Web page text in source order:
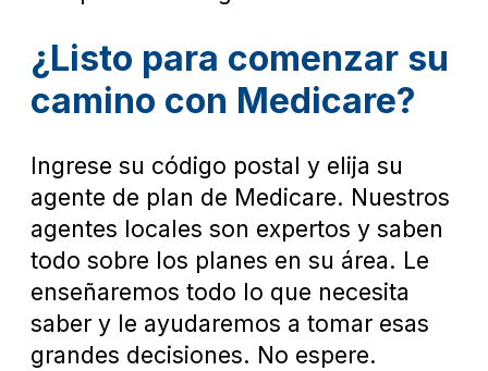
¿Listo para comenzar su
camino con Medicare?
Ingrese su código postal y elija su
agente de plan de Medicare. Nuestros
agentes locales son expertos y saben
todo sobre los planes en su área. Le
enseñaremos todo lo que necesita
saber y le ayudaremos a tomar esas
grandes decisiones. No espere.